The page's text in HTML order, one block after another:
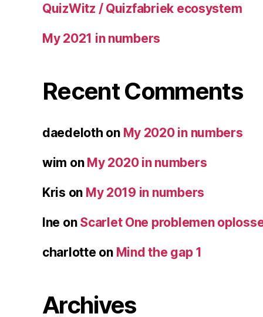
QuizWitz / Quizfabriek ecosystem
My 2021 in numbers
Recent Comments
daedeloth on My 2020 in numbers
wim on My 2020 in numbers
Kris on My 2019 in numbers
Ine on Scarlet One problemen
charlotte on Mind the gap 1
Archives